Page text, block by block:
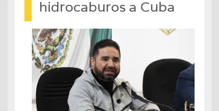
hidrocaburos a Cuba